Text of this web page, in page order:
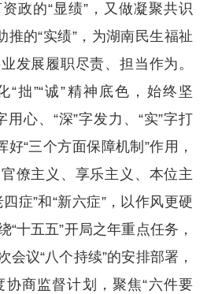
政的“显绩”，又做凝聚共识
推的“实绩”，为湖南民生福祉
发展履职尽责、担当作为。
拙”“诚”精神底色，始终坚
用心、“深”字发力、“实”字打
好“三个方面保障机制”作用，
僚主义、享乐主义、本位主
症”和“新六症”，以作风更硬
“十五五”开局之年重点任务，
会议“八个持续”的安排部署，
协商监督计划，聚焦“六件要